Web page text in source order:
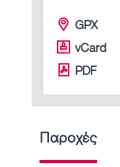
GPX
vCard
PDF
Παροχές